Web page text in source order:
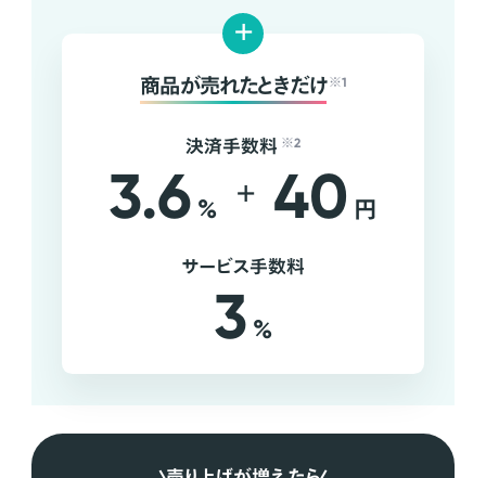
+
商品が売れたときだけ ※1
決済手数料 ※2
3.6 % + 40 円
サービス手数料
3 %